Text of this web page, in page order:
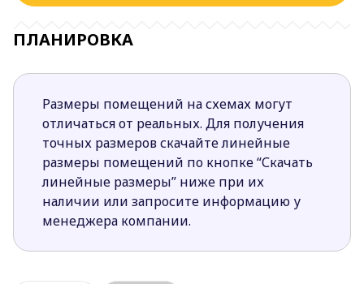
ПЛАНИРОВКА
Размеры помещений на схемах могут
отличаться от реальных. Для получения
точных размеров скачайте линейные
размеры помещений по кнопке “Скачать
линейные размеры” ниже при их
наличии или запросите информацию у
менеджера компании.